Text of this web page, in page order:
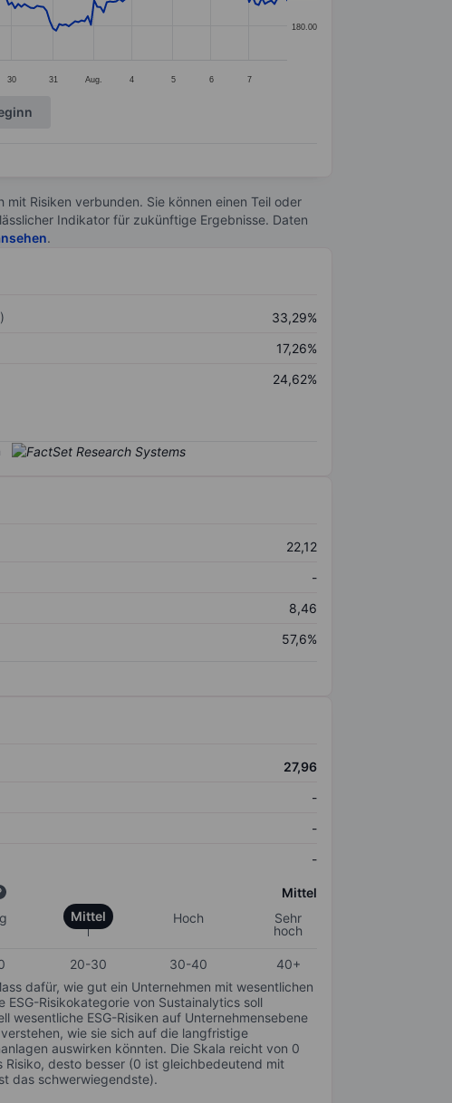
30 31 Aug. 4 5 6 7
180.00
Risiken verbunden. Sie können einen Teil oder
Indikator für zukünftige Ergebnisse. Daten
.
33,29%
17,26%
24,62%
22,12
-
8,46
57,6%
27,96
-
-
-
Mittel
Mittel Hoch
Sehr
hoch
20-30 30-40
40+
dafür, wie gut ein Unternehmen mit wesentlichen
ESG-Risikokategorie von Sustainalytics soll
wesentliche ESG-Risiken auf Unternehmensebene
wie sie sich auf die langfristige
auswirken könnten. Die Skala reicht von 0
Risiko, desto besser (0 ist gleichbedeutend mit
das schwerwiegendste).